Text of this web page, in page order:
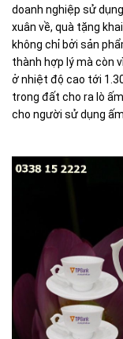
doanh nghiệp sử
xuân về, quà tặng
không chỉ bởi sản
thành hợp lý mà còn
ở nhiệt độ cao tới
trong đất cho ra lò
cho người sử dụng